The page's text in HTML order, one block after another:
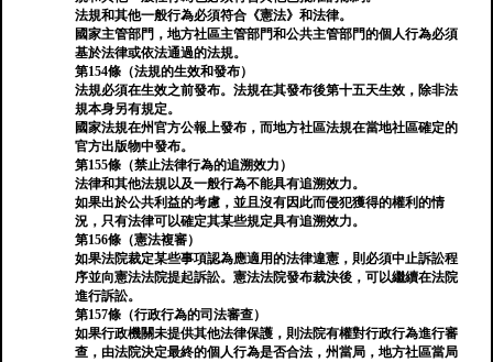
法規和其他一般行為必須符合《憲法》和法律。
國家主管部門，地方社區主管部門和公共主管部門的個人行為必須
基於法律或依法通過的法規。
第154條（法規的生效和發布）
法規必須在生效之前發布。法規在其發布後第十五天生效，除非法
規本身另有規定。
國家法規在州官方公報上發布，而地方社區法規在當地社區確定的
官方出版物中發布。
第155條（禁止法律行為的追溯效力）
法律和其他法規以及一般行為不能具有追溯效力。
如果出於公共利益的考慮，並且沒有因此而侵犯獲得的權利的情
況，只有法律可以確定其某些規定具有追溯效力。
第156條（憲法複審）
如果法院裁定某些事項認為應適用的法律違憲，則必須中止訴訟程
序並向憲法法院提起訴訟。憲法法院發布裁決後，可以繼續在法院
進行訴訟。
第157條（行政行為的司法審查）
如果行政機關未提供其他法律保護，則法院有權對行政行為進行審
查，由法院決定最終的個人行為是否合法，州當局，地方社區當局